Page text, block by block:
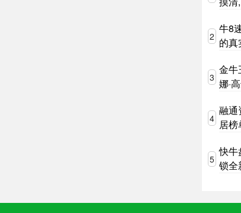
2
牛8
的
3
金牛
娜·
4
融通
居
5
快牛
锁全